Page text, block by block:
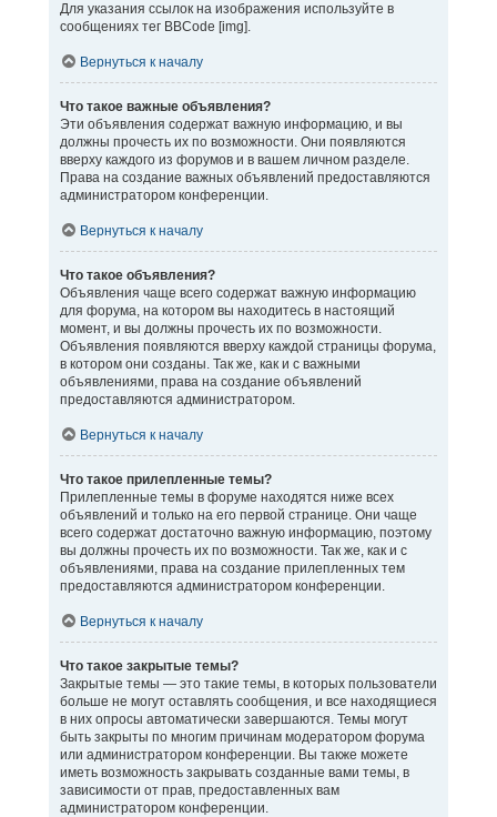
Для указания ссылок на изображения используйте в
сообщениях тег BBCode [img].
Вернуться к началу
Что такое важные объявления?
Эти объявления содержат важную информацию, и вы
должны прочесть их по возможности. Они появляются
вверху каждого из форумов и в вашем личном разделе.
Права на создание важных объявлений предоставляются
администратором конференции.
Вернуться к началу
Что такое объявления?
Объявления чаще всего содержат важную информацию
для форума, на котором вы находитесь в настоящий
момент, и вы должны прочесть их по возможности.
Объявления появляются вверху каждой страницы форума,
в котором они созданы. Так же, как и с важными
объявлениями, права на создание объявлений
предоставляются администратором.
Вернуться к началу
Что такое прилепленные темы?
Прилепленные темы в форуме находятся ниже всех
объявлений и только на его первой странице. Они чаще
всего содержат достаточно важную информацию, поэтому
вы должны прочесть их по возможности. Так же, как и с
объявлениями, права на создание прилепленных тем
предоставляются администратором конференции.
Вернуться к началу
Что такое закрытые темы?
Закрытые темы — это такие темы, в которых пользователи
больше не могут оставлять сообщения, и все находящиеся
в них опросы автоматически завершаются. Темы могут
быть закрыты по многим причинам модератором форума
или администратором конференции. Вы также можете
иметь возможность закрывать созданные вами темы, в
зависимости от прав, предоставленных вам
администратором конференции.